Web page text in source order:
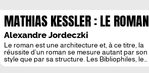
MATHIAS KESSLER : LE ROMAN
COMME REMEDE A LA
MEDIOCRITE
Alexandre Jordeczki
Le roman est une architecture et, à ce titre, la
réussite d’un roman se mesure autant par son
style que par sa structure. Les Bibliophiles, le